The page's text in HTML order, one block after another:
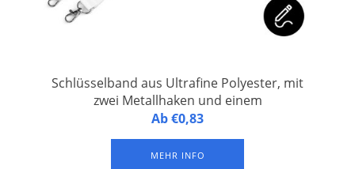
Schlüsselband aus Ultrafine Polyester, mit
zwei Metallhaken und einem
Sicherheitsverschluss
Personalisiertes Schlüsselband aus ultrafeinem Polyester,
Sicherheitsverschluss. Vollfarbdruck auf beiden Seiten.
Ab €0,83
MEHR INFO